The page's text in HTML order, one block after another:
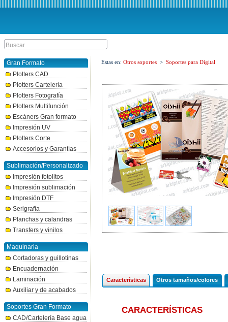
Gran Formato
Plotters CAD
Plotters Cartelería
Plotters Fotografía
Plotters Multifunción
Escáners Gran formato
Impresión UV
Plotters Corte
Accesorios y Garantías
Sublimación/Personalizado
Impresión fotolitos
Impresión sublimación
Impresión DTF
Serigrafía
Planchas y calandras
Transfers y vinilos
Maquinaria
Cortadoras y guillotinas
Encuadernación
Laminación
Auxiliar y de acabados
Soportes Gran Formato
CAD/Cartelería Base agua
Estas en: Otros soportes > Soportes para Digital
Características Otros tamaños/colores
CARACTERÍSTICAS